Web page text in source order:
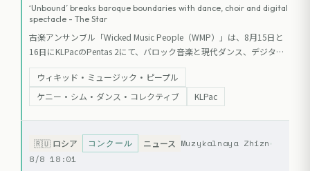
‘Unbound’ breaks baroque boundaries with dance, choir and digital
spectacle - The Star
古楽アンサンブル「Wicked Music People（WMP）」は、8月15日と
16日にKLPacのPentas 2にて、バロック音楽と現代ダンス、デジタル
演出を融合させた公演「Unbound」を開催する。バッハ、ヴィヴァ
ルディ、モンテヴェルディ、パーセルらの楽曲を古楽器で演奏し、人
間の自由をテーマにした物語を紡ぐ。本公演にはKenny Shim Dance
ウィキッド・ミュージック・ピープル
ケニー・シム・ダンス・コレクティブ
KLPac
🇷🇺 ロシア コンクール ニュース
Muzykalnaya Zhizn
8/8 18:01